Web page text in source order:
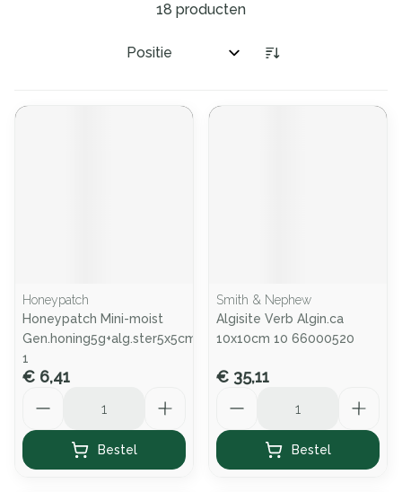
18 producten
Sorteer op:
Honeypatch
Honeypatch Mini-moist
Gen.honing5g+alg.ster5x5cm
1
€ 6,41
Bestel
Smith & Nephew
Algisite Verb Algin.ca
10x10cm 10 66000520
€ 35,11
Bestel